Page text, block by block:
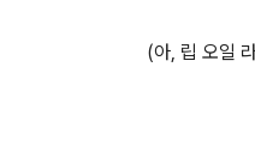
(아, 립 오일